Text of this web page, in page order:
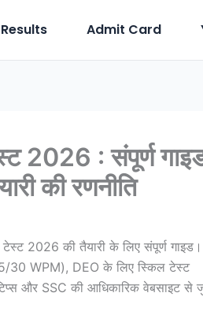
Results Admit Card
2026 : संपूर्ण
की रणनीति
टेस्ट 2026 की तैयारी के लिए संपूर्ण
30 WPM), DEO के लिए स्किल टेस्ट
और SSC की आधिकारिक वेबसाइट से